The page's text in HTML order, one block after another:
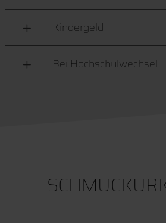
Kindergeld
Bei Hochschulwechsel